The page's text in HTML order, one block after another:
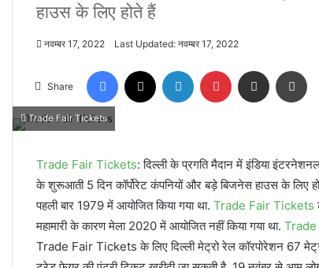
हाउस के लिए होते हैं
नवम्बर 17, 2022 Last Updated: नवम्बर 17, 2022
Share
Facebook LinkedIn Pinterest Share via Email
Trade Fair Tickets
Trade Fair Tickets: दिल्ली के प्रगति मैदान में इंडिया
के शुरूआती 5 दिन कॉर्पोरेट कंपनियों और बड़े बिजनेस हाउस के लिए
पहली बार 1979 में आयोजित किया गया था. Trade Fair Tickets
महामारी के कारण मेला 2020 में आयोजित नहीं किया गया था.
Trade Fair Tickets के लिए दिल्ली मेट्रो रेल कॉरपोरेशन 67